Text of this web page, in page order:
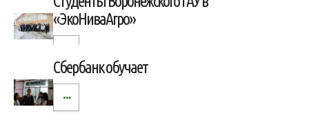
«ЭкоНиваАгро»
Сбербанк обучает